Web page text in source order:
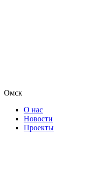
Омск
О нас
Новости
Проекты